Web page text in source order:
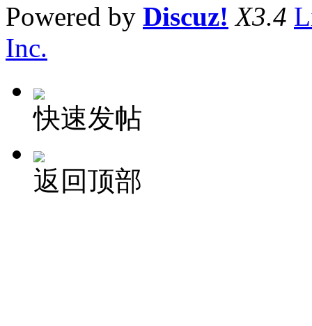
Powered by Discuz! X3.4
Inc.
快速发帖
返回顶部